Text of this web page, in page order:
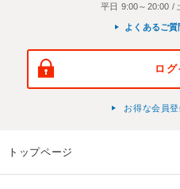
平日 9:00～20:00 /
よくあるご
ログ
お得な会員
トップページ